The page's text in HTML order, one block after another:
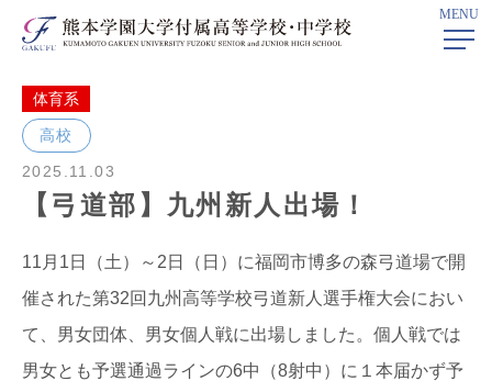
MENU
ホーム>部活動ニュース>体育系 > 【弓道部】九州新人出場！
体育系
高校
2025.11.03
【弓道部】九州新人出場！
11月1日（土）～2日（日）に福岡市博多の森弓道場で開
催された第32回九州高等学校弓道新人選手権大会におい
て、男女団体、男女個人戦に出場しました。個人戦では
男女とも予選通過ラインの6中（8射中）に１本届かず予